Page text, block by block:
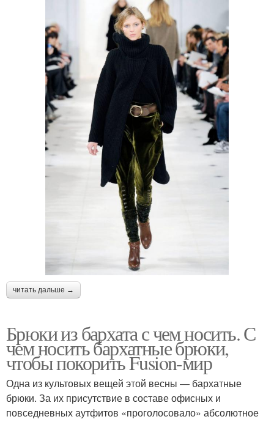
читать дальше →
Брюки из бархата с чем носить. С
чем носить бархатные брюки,
чтобы покорить Fusion-мир
Одна из культовых вещей этой весны — бархатные
брюки. За их присутствие в составе офисных и
повседневных аутфитов «проголосовало» абсолютное